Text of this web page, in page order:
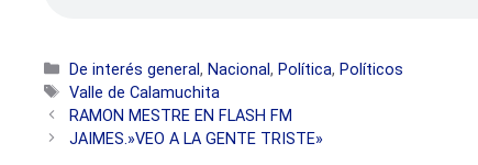
Categorías
De interés general, Nacional, Política, Políticos
Etiquetas
Valle de Calamuchita
RAMON MESTRE EN FLASH FM
JAIMES.»VEO A LA GENTE TRISTE»